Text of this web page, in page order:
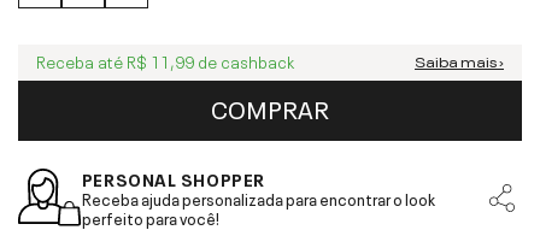
Receba até R$ 11,99 de cashback Saiba mais ›
COMPRAR
PERSONAL SHOPPER
Receba ajuda personalizada para encontrar o look
perfeito para você!